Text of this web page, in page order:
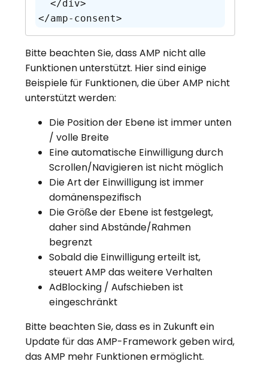
</amp-consent>
Bitte beachten Sie, dass AMP nicht alle
Funktionen unterstützt. Hier sind einige
Beispiele für Funktionen, die über AMP nicht
unterstützt werden:
Die Position der Ebene ist immer unten
/ volle Breite
Eine automatische Einwilligung durch
Scrollen/Navigieren ist nicht möglich
Die Art der Einwilligung ist immer
domänenspezifisch
Die Größe der Ebene ist festgelegt,
daher sind Abstände/Rahmen
begrenzt
Sobald die Einwilligung erteilt ist,
steuert AMP das weitere Verhalten
AdBlocking / Aufschieben ist
eingeschränkt
Bitte beachten Sie, dass es in Zukunft ein
Update für das AMP-Framework geben wird,
das AMP mehr Funktionen ermöglicht.